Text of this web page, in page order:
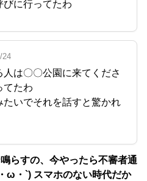
びに行ってたわ
24
は〇〇公園に来てくださ
てたわ
たいでそれを話すと驚かれ
らすの、今やったら不審者通
ω・`) スマホのない時代だか